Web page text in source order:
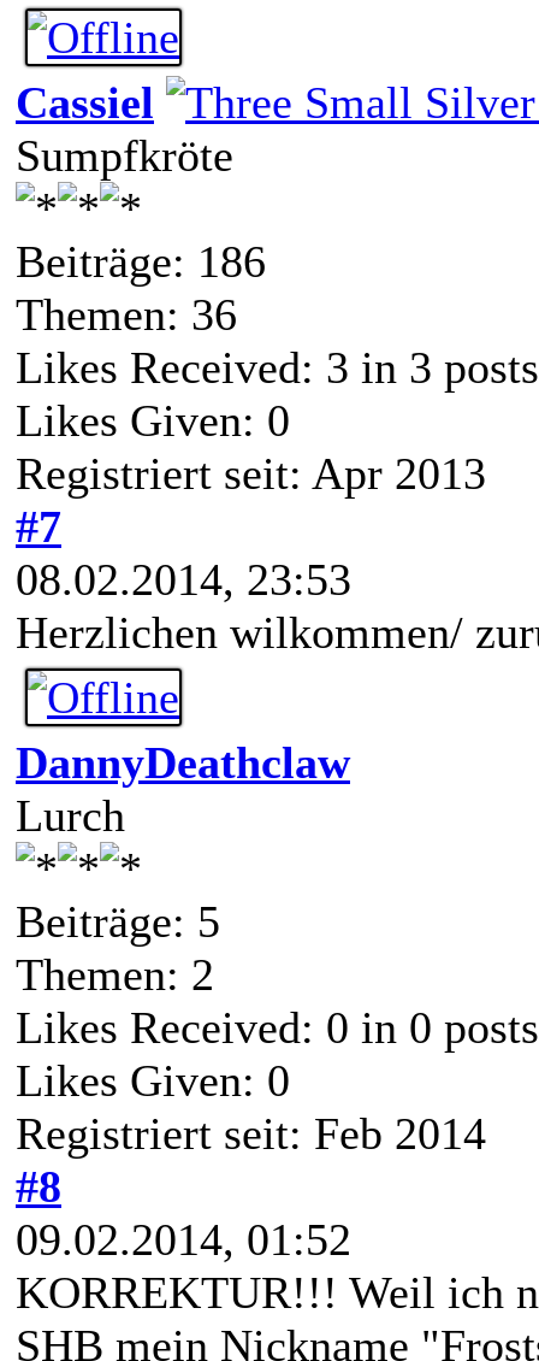
Cassiel
Sumpfkröte
Beiträge: 186
Themen: 36
Likes Received: 3 in 3 posts
Likes Given: 0
Registriert seit: Apr 2013
#7
08.02.2014, 23:53
Herzlichen wilkommen/
DannyDeathclaw
Lurch
Beiträge: 5
Themen: 2
Likes Received: 0 in 0 posts
Likes Given: 0
Registriert seit: Feb 2014
#8
09.02.2014, 01:52
KORREKTUR!!! Weil ich
SHB mein Nickname